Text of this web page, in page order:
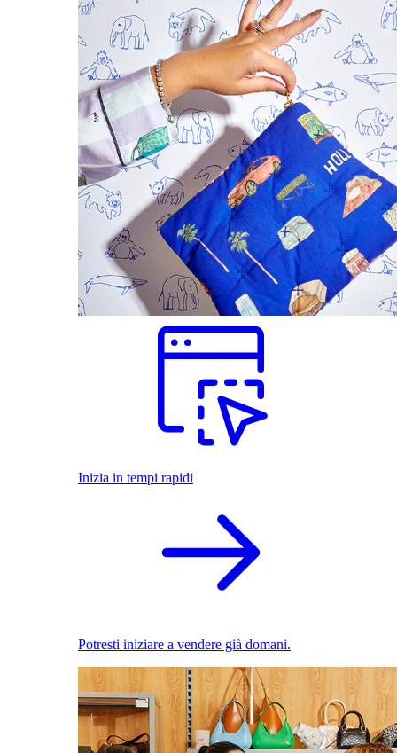
Inizia in tempi rapidi
Potresti iniziare a vendere già domani.